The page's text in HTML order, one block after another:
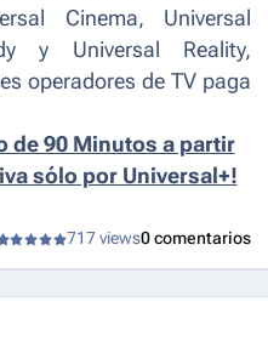
Cinema, Universal
y Universal Reality,
operadores de TV paga
de 90 Minutos a partir
sólo por Universal+!
717 views0 comentarios